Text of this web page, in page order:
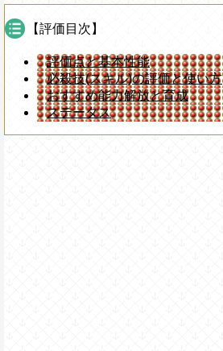
【評価目次】
評価点と基本性能
必殺技(スキル)の評価と使い方
おすすめ能力解放と育成
ステータス